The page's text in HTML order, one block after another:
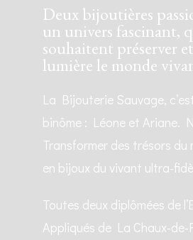
Deux bijoutières
un univers fascinant,
souhaitent préserver
lumière le monde
La Bijouterie Sauvage,
binôme : Léone et Ariane.
Transformer des trésors du
en bijoux du vivant ultra-
Toutes deux diplômées de
Appliqués de La Chaux-de-